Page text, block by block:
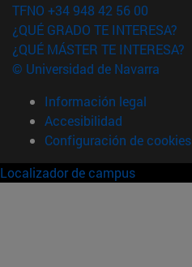
TFNO +34 948 42 56 00
¿QUÉ GRADO TE INTERESA?
¿QUÉ MÁSTER TE INTERESA?
© Universidad de Navarra
Información legal
Accesibilidad
Configuración de cookies
Localizador de campus